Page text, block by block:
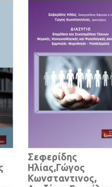
Σεφερίδης
Ηλίας,Γώγος
Κωνσταντινος,